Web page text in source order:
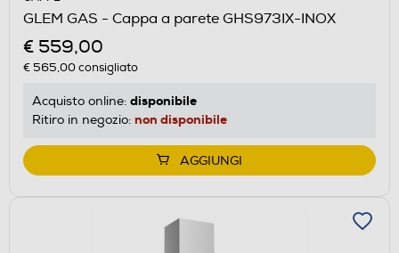
GLEM GAS - Cappa a parete GHS973IX-INOX
€ 559,00
€ 565,00consigliato
Acquisto online: disponibile
Ritiro in negozio: non disponibile
AGGIUNGI